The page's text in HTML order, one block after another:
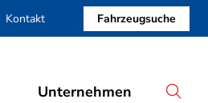
Kontakt Fahrzeugsuche
Unternehmen